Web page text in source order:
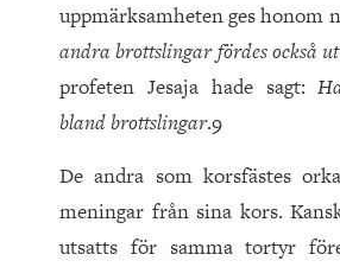
uppmärksamheten ges honom
andra brottslingar fördes också ut
profeten Jesaja hade sagt:
bland brottslingar.9
De andra som korsfästes
meningar från sina kors.
utsatts för samma tortyr